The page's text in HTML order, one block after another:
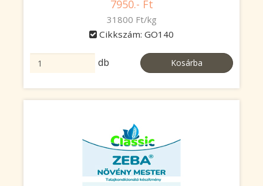
7950.- Ft
31800 Ft/kg
Cikkszám: GO140
db Kosárba